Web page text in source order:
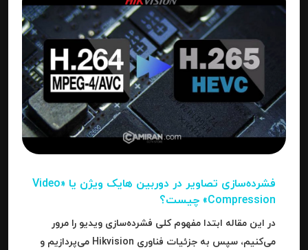
فشرده‌سازی تصاویر در دوربین‌ هایک ویژن یا «Video
Compression» چیست؟
در این مقاله ابتدا مفهوم کلی فشرده‌سازی ویدیو را مرور
می‌کنیم، سپس به جزئیات فناوری Hikvision می‌پردازیم و